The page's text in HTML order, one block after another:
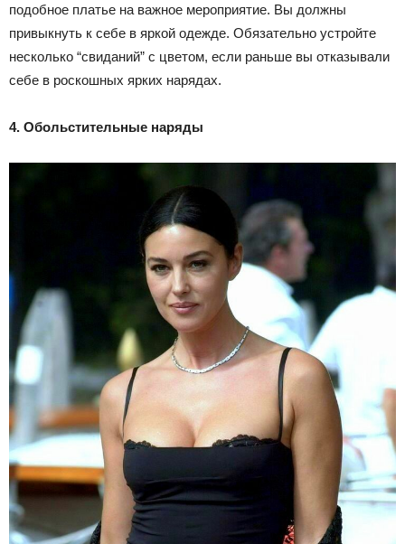
подобное платье на важное мероприятие. Вы должны
привыкнуть к себе в яркой одежде. Обязательно устройте
несколько “свиданий” с цветом, если раньше вы отказывали
себе в роскошных ярких нарядах.
4. Обольстительные наряды